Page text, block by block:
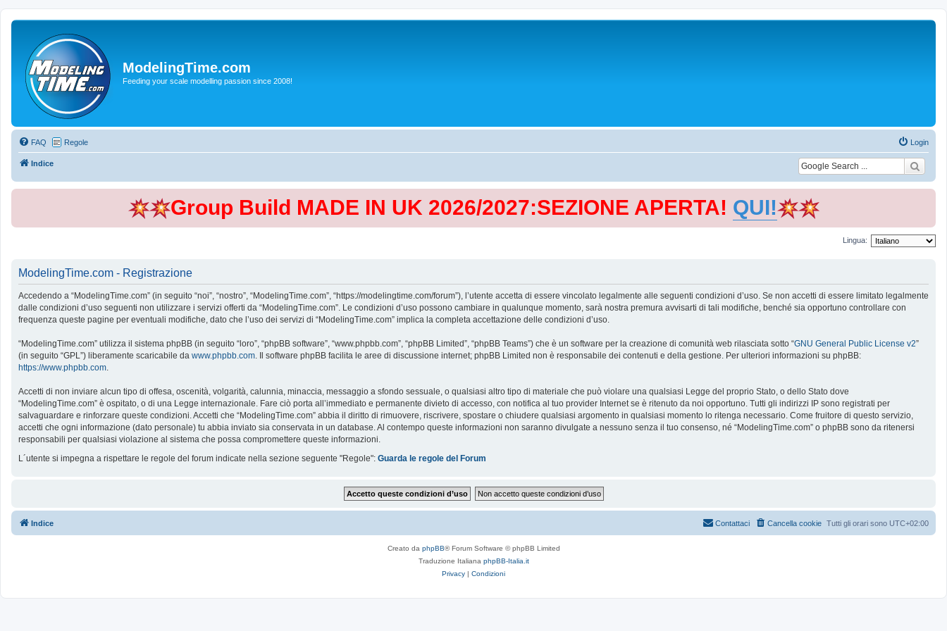
ModelingTime.com
Feeding your scale modelling passion since 2008!
FAQ Regole Login
Indice
Group Build MADE IN UK 2026/2027:SEZIONE APERTA! QUI!
Lingua:
ModelingTime.com - Registrazione
Accedendo a “ModelingTime.com” (in seguito “noi”, “nostro”, “ModelingTime.com”, “https://modelingtime.com/forum”), l’utente accetta di essere vincolato legalmente alle seguenti condizioni d’uso. Se non accetti di essere limitato legalmente
dalle condizioni d’uso seguenti non utilizzare i servizi offerti da “ModelingTime.com”. Le condizioni d’uso possono cambiare in qualunque momento, sarà nostra premura avvisarti di tali modifiche, benché sia opportuno controllare con
frequenza queste pagine per eventuali modifiche, dato che l’uso dei servizi di “ModelingTime.com” implica la completa accettazione delle condizioni d’uso.
“ModelingTime.com” utilizza il sistema phpBB (in seguito “loro”, “phpBB software”, “www.phpbb.com”, “phpBB Limited”, “phpBB Teams”) che è un software per la creazione di comunità web rilasciata sotto “GNU General Public License v2”
(in seguito “GPL”) liberamente scaricabile da www.phpbb.com . Il software phpBB facilita le aree di discussione internet; phpBB Limited non è responsabile dei contenuti e della gestione. Per ulteriori informazioni su phpBB:
https://www.phpbb.com
Accetti di non inviare alcun tipo di offesa, oscenità, volgarità, calunnia, minaccia, messaggio a sfondo sessuale, o qualsiasi altro tipo di materiale che può violare una qualsiasi Legge del proprio Stato, o dello Stato dove
“ModelingTime.com” è ospitato, o di una Legge internazionale. Fare ciò porta all’immediato e permanente divieto di accesso, con notifica al tuo provider Internet se è ritenuto da noi opportuno. Tutti gli indirizzi IP sono registrati per
salvaguardare e rinforzare queste condizioni. Accetti che “ModelingTime.com” abbia il diritto di rimuovere, riscrivere, spostare o chiudere qualsiasi argomento in qualsiasi momento lo ritenga necessario. Come fruitore di questo servizio,
accetti che ogni informazione (dato personale) tu abbia inviato sia conservata in un database. Al contempo queste informazioni non saranno divulgate a nessuno senza il tuo consenso, né “ModelingTime.com” o phpBB sono da ritenersi
responsabili per qualsiasi violazione al sistema che possa compromettere queste informazioni.
L´utente si impegna a rispettare le regole del forum indicate nella sezione seguente "Regole": Guarda le regole del Forum
Indice Tutti gli orari sono UTC+02:00
Cancella cookie
Contattaci
Creato da phpBB® Forum Software © phpBB Limited
Traduzione Italiana phpBB-Italia.it
Privacy | Condizioni